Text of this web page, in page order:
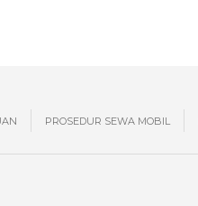
PROSEDUR SEWA MOBIL